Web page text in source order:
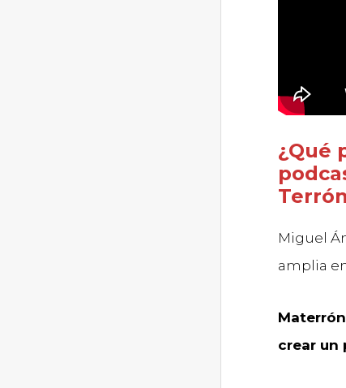
¿Qué
Miguel
amplia
Materrón
crear un